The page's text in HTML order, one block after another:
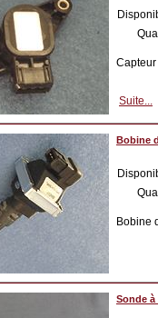
Suite...
Bobine
Bobine
Sonde